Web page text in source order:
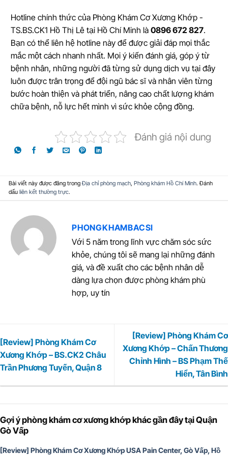
Hotline chính thức của Phòng Khám Cơ Xương Khớp -
TS.BS.CK1 Hồ Thị Lê tại Hồ Chí Minh là 0896 672 827.
Bạn có thể liên hệ hotline này để được giải đáp mọi thắc
mắc một cách nhanh nhất. Mọi ý kiến đánh giá, góp ý từ
bệnh nhân, những người đã từng sử dụng dịch vụ tại đây
luôn được trân trọng để đội ngũ bác sĩ và nhân viên từng
bước hoàn thiện và phát triển, nâng cao chất lượng khám
chữa bệnh, nỗ lực hết mình vì sức khỏe cộng đồng.
Đánh giá nội dung
Bài viết này được đăng trongĐịa chỉ phòng mạch, Phòng khám Hồ Chí Minh. Đánh
dấu liên kết thường trực.
PHONGKHAMBACSI
Với 5 năm trong lĩnh vực chăm sóc sức
khỏe, chúng tôi sẽ mang lại những đánh
giá, và đề xuất cho các bệnh nhân dễ
dàng lựa chọn được phòng khám phù
hợp, uy tín
[Review] Phòng Khám Cơ
Xương Khớp – BS.CK2 Châu
Trần Phương Tuyến, Quận 8
[Review] Phòng Khám Cơ
Xương Khớp – Chấn Thương
Chỉnh Hình – BS Phạm Thế
Hiển, Tân Bình
Gợi ý phòng khám cơ xương khớp khác gần đây tại Quận
Gò Vấp
[Review] Phòng Khám Cơ Xương Khớp USA Pain Center, Gò Vấp, Hồ